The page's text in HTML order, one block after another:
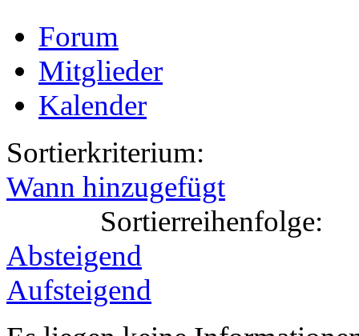
Forum
Mitglieder
Kalender
Sortierkriterium:
Wann hinzugefügt
Sortierreihenfolge:
Absteigend
Aufsteigend